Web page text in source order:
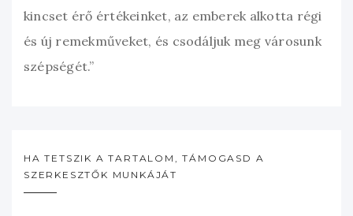
kincset érő értékeinket, az emberek alkotta régi
és új remekműveket, és csodáljuk meg városunk
szépségét.”
HA TETSZIK A TARTALOM, TÁMOGASD A
SZERKESZTŐK MUNKÁJÁT